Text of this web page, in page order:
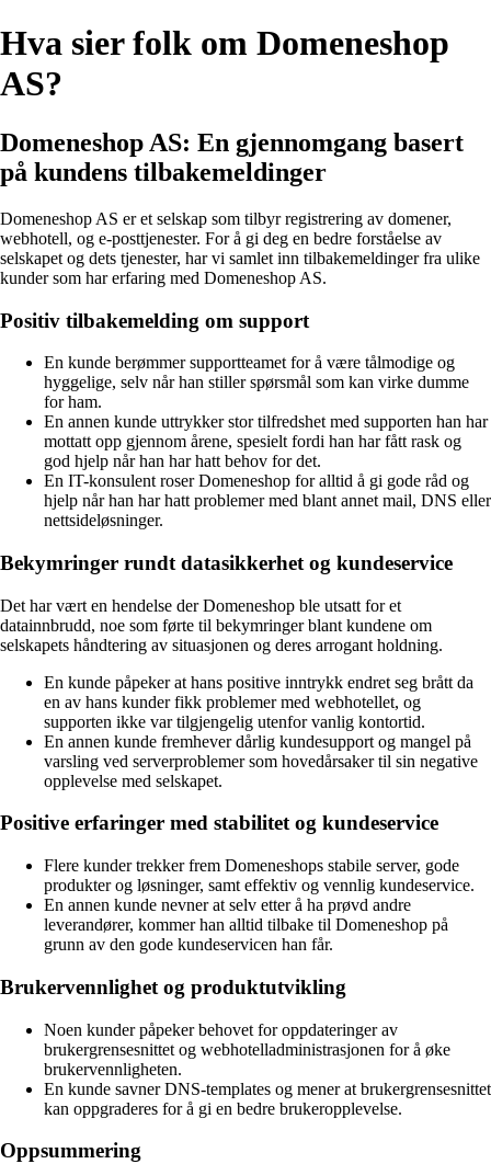
Hva sier folk om Domeneshop
AS?
Domeneshop AS: En gjennomgang basert
på kundens tilbakemeldinger
Domeneshop AS er et selskap som tilbyr registrering av domener,
webhotell, og e-posttjenester. For å gi deg en bedre forståelse av
selskapet og dets tjenester, har vi samlet inn tilbakemeldinger fra ulike
kunder som har erfaring med Domeneshop AS.
Positiv tilbakemelding om support
En kunde berømmer supportteamet for å være tålmodige og
hyggelige, selv når han stiller spørsmål som kan virke dumme
for ham.
En annen kunde uttrykker stor tilfredshet med supporten han har
mottatt opp gjennom årene, spesielt fordi han har fått rask og
god hjelp når han har hatt behov for det.
En IT-konsulent roser Domeneshop for alltid å gi gode råd og
hjelp når han har hatt problemer med blant annet mail, DNS eller
nettsideløsninger.
Bekymringer rundt datasikkerhet og kundeservice
Det har vært en hendelse der Domeneshop ble utsatt for et
datainnbrudd, noe som førte til bekymringer blant kundene om
selskapets håndtering av situasjonen og deres arrogant holdning.
En kunde påpeker at hans positive inntrykk endret seg brått da
en av hans kunder fikk problemer med webhotellet, og
supporten ikke var tilgjengelig utenfor vanlig kontortid.
En annen kunde fremhever dårlig kundesupport og mangel på
varsling ved serverproblemer som hovedårsaker til sin negative
opplevelse med selskapet.
Positive erfaringer med stabilitet og kundeservice
Flere kunder trekker frem Domeneshops stabile server, gode
produkter og løsninger, samt effektiv og vennlig kundeservice.
En annen kunde nevner at selv etter å ha prøvd andre
leverandører, kommer han alltid tilbake til Domeneshop på
grunn av den gode kundeservicen han får.
Brukervennlighet og produktutvikling
Noen kunder påpeker behovet for oppdateringer av
brukergrensesnittet og webhotelladministrasjonen for å øke
brukervennligheten.
En kunde savner DNS-templates og mener at brukergrensesnittet
kan oppgraderes for å gi en bedre brukeropplevelse.
Oppsummering